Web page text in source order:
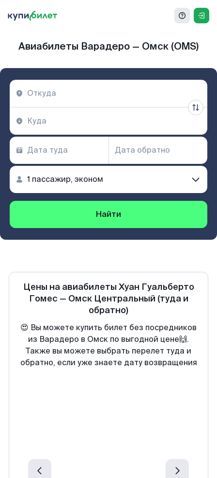
Авиабилеты Варадеро — Омск (OMS)
Найти
Цены на авиабилеты Хуан Гуальберто
Гомес — Омск Центральный (туда и
обратно)
😍 Вы можете купить билет без посредников
из Варадеро в Омск по выгодной цене🙌.
Также вы можете выбрать перелет туда и
обратно, если уже знаете дату возвращения